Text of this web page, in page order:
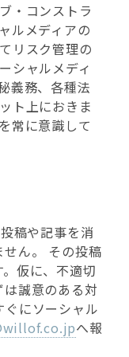
・コンストラ
ルメディアの
リスク管理の
シャルメディ
義務、各種法
ト上におきま
常に意識して
稿や記事を消
せん。 その投稿
仮に、不適切
誠意のある対
にソーシャル
へ報